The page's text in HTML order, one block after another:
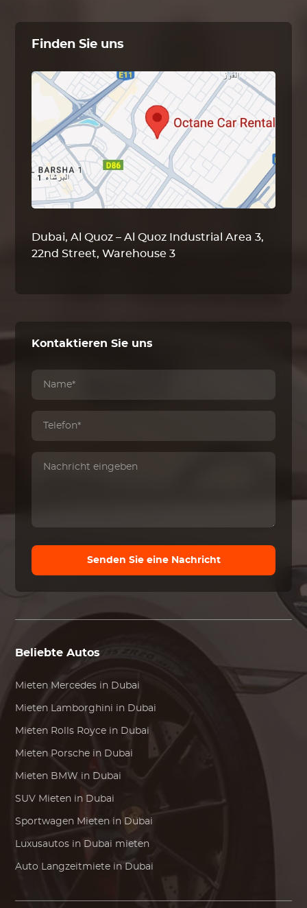
Finden Sie uns
Dubai, Al Quoz – Al Quoz Industrial Area 3,
22nd Street, Warehouse 3
Kontaktieren Sie uns
Senden Sie eine Nachricht
Beliebte Autos
Mieten Mercedes in Dubai
Mieten Lamborghini in Dubai
Mieten Rolls Royce in Dubai
Mieten Porsche in Dubai
Mieten BMW in Dubai
SUV Mieten in Dubai
Sportwagen Mieten in Dubai
Luxusautos in Dubai mieten
Auto Langzeitmiete in Dubai